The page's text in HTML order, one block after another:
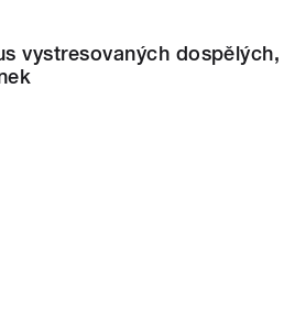
vystresovaných dospělých,